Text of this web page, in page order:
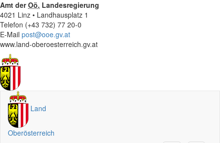
Amt derOö. Landesregierung
4021 Linz • Landhausplatz 1
Telefon (+43 732) 77 20-0
E-Mail post@ooe.gv.at
www.land-oberoesterreich.gv.at
Land
Oberösterreich